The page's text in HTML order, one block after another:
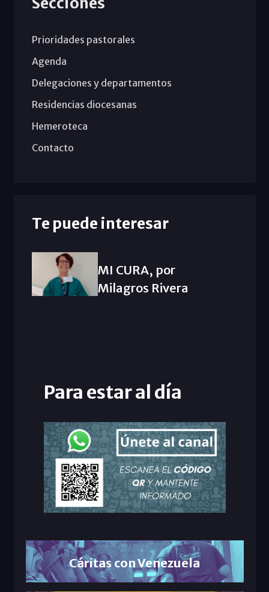
Prioridades pastorales
Agenda
Delegaciones y departamentos
Residencias diocesanas
Hemeroteca
Contacto
Te puede interesar
MI CURA, por
Milagros Rivera
Para estar al día
Cáritas con Venezuela